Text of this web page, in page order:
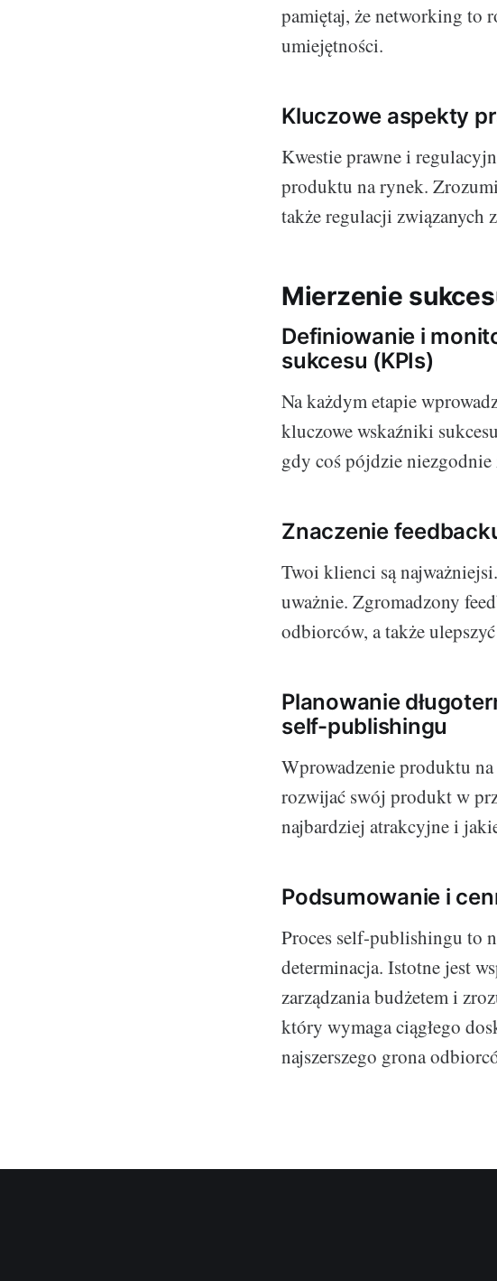
pamiętaj, że networking to
umiejętności.
Kluczowe aspekty
Kwestie prawne i
produktu na rynek.
także regulacji związanych
Mierzenie
Definiowanie i
sukcesu (KPIs)
Na każdym etapie
kluczowe wskaźniki
gdy coś pójdzie niezgodnie
Znaczenie
Twoi klienci są
uważnie. Zgromadzony
odbiorców, a także
Planowanie
self-publishingu
Wprowadzenie produktu
rozwijać swój produkt w
najbardziej atrakcyjne i
Podsumowanie i
Proces self-publishingu to
determinacja. Istotne jest
zarządzania budżetem i
który wymaga ciągłego
najszerszego grona